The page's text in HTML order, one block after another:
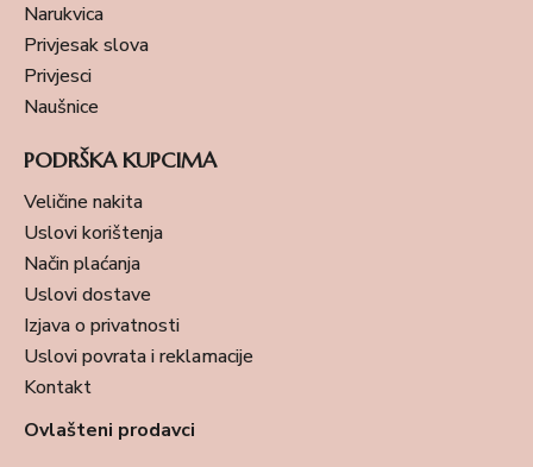
Narukvica
Privjesak slova
Privjesci
Naušnice
PODRŠKA KUPCIMA
Veličine nakita
Uslovi korištenja
Način plaćanja
Uslovi dostave
Izjava o privatnosti
Uslovi povrata i reklamacije
Kontakt
Ovlašteni prodavci